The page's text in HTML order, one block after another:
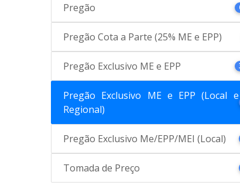
Pregão
Pregão Cota a Parte (25% ME e EPP)
Pregão Exclusivo ME e EPP
Pregão Exclusivo ME e EPP (Local e
Regional)
Pregão Exclusivo Me/EPP/MEI (Local)
Tomada de Preço